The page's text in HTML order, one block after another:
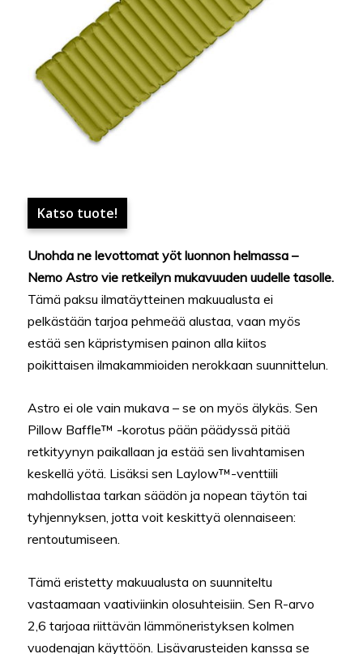
Katso tuote!
Unohda ne levottomat yöt luonnon helmassa –
Nemo Astro vie retkeilyn mukavuuden uudelle tasolle.
Tämä paksu ilmatäytteinen makuualusta ei
pelkästään tarjoa pehmeää alustaa, vaan myös
estää sen käpristymisen painon alla kiitos
poikittaisen ilmakammioiden nerokkaan suunnittelun.
Astro ei ole vain mukava – se on myös älykäs. Sen
Pillow Baffle™ -korotus pään päädyssä pitää
retkityynyn paikallaan ja estää sen livahtamisen
keskellä yötä. Lisäksi sen Laylow™-venttiili
mahdollistaa tarkan säädön ja nopean täytön tai
tyhjennyksen, jotta voit keskittyä olennaiseen:
rentoutumiseen.
Tämä eristetty makuualusta on suunniteltu
vastaamaan vaativiinkin olosuhteisiin. Sen R-arvo
2,6 tarjoaa riittävän lämmöneristyksen kolmen
vuodenajan käyttöön. Lisävarusteiden kanssa se